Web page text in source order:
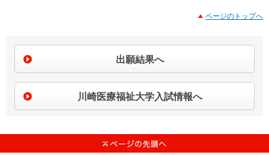
ページのトップへ
出願結果へ
川崎医療福祉大学入試情報へ